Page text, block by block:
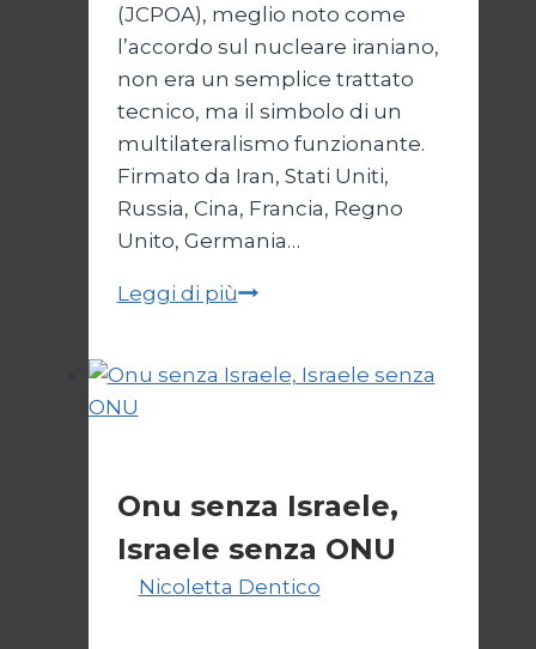
(JCPOA), meglio noto come
l’accordo sul nucleare iraniano,
non era un semplice trattato
tecnico, ma il simbolo di un
multilateralismo funzionante.
Firmato da Iran, Stati Uniti,
Russia, Cina, Francia, Regno
Unito, Germania…
Leggi di piùJCPOA,
del
Onu senza Israele,
Israele senza ONU
Nicoletta Dentico